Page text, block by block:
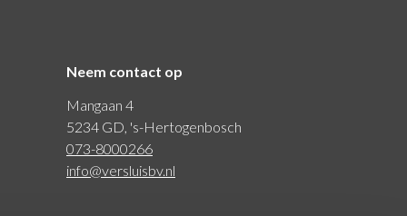
Neem contact op
Mangaan 4
5234 GD, 's-Hertogenbosch
073-8000266
info@versluisbv.nl